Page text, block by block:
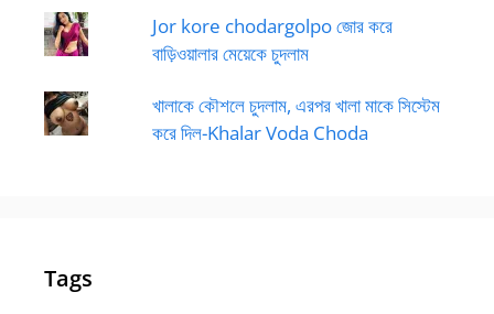
Jor kore chodargolpo জোর করে
বাড়িওয়ালার মেয়েকে চুদলাম
খালাকে কৌশলে চুদলাম, এরপর খালা মাকে সিস্টেম
করে দিল-Khalar Voda Choda
Tags